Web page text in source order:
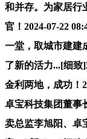
和并存。为家居行
官！2024-07-22
一堂，取城市建建
了新的活力...[细致
金利两地，成功！
卓宝科技集团董事
卖总监李旭阳、卓